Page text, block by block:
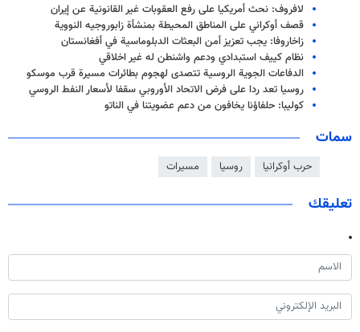
لافروف: نحث أمريكيا على رفع العقوبات غير القانونية عن إيران
قصف أوكراني علی المناطق المحیطة بمنشأة زابوروجيه النووية
زاخاروفا: يجب تعزيز أمن البعثات الدبلوماسية في أفغانستان
نظام كييف استبدادي ودعم واشنطن له غير اخلاقي
الدفاعات الجوية الروسية تتصدى لهجوم بطائرات مسيرة قرب موسكو
روسيا تعد ردا على فرض الاتحاد الأوروبي سقفا لأسعار النفط الروسي
كوليبا: حلفاؤنا يخافون من دعم عضويتنا في الناتو
سمات
حرب أوكرانيا روسيا مسيرات
تعليقك